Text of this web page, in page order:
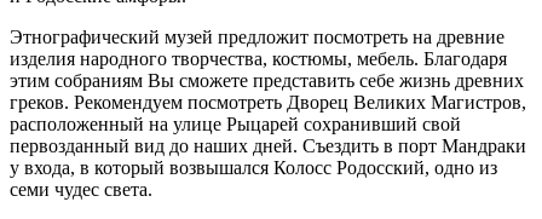
Этнографический музей предложит посмотреть на древние
изделия народного творчества, костюмы, мебель. Благодаря
этим собраниям Вы сможете представить себе жизнь древних
греков. Рекомендуем посмотреть Дворец Великих Магистров,
расположенный на улице Рыцарей сохранивший свой
первозданный вид до наших дней. Съездить в порт Мандраки
у входа, в который возвышался Колосс Родосский, одно из
семи чудес света.